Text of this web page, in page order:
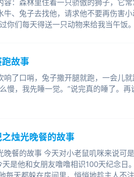
容：森林里住着一只骄傲的狮子，它
、兔子去找他，请求他不要再伤害小
你们每天得送一只动物来给我当午饭
故事
响了口哨，兔子撒开腿就跑，一会儿
慢，我先睡一觉。”说完真的睡了。
烛光晚餐的故事
晚餐的故事 今天对小老鼠叽咪来说可
是他和女朋友噜噜相识100天纪念日